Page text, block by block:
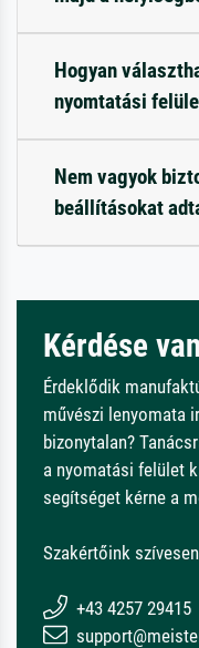
Hogyan
nyomtatási
Nem vagyok
beállításokat
Kérdése
Érdeklődik
művészi lenyomata
bizonytalan?
a nyomatási felület
segítséget kérne a
Szakértőink
+43 4257 29415